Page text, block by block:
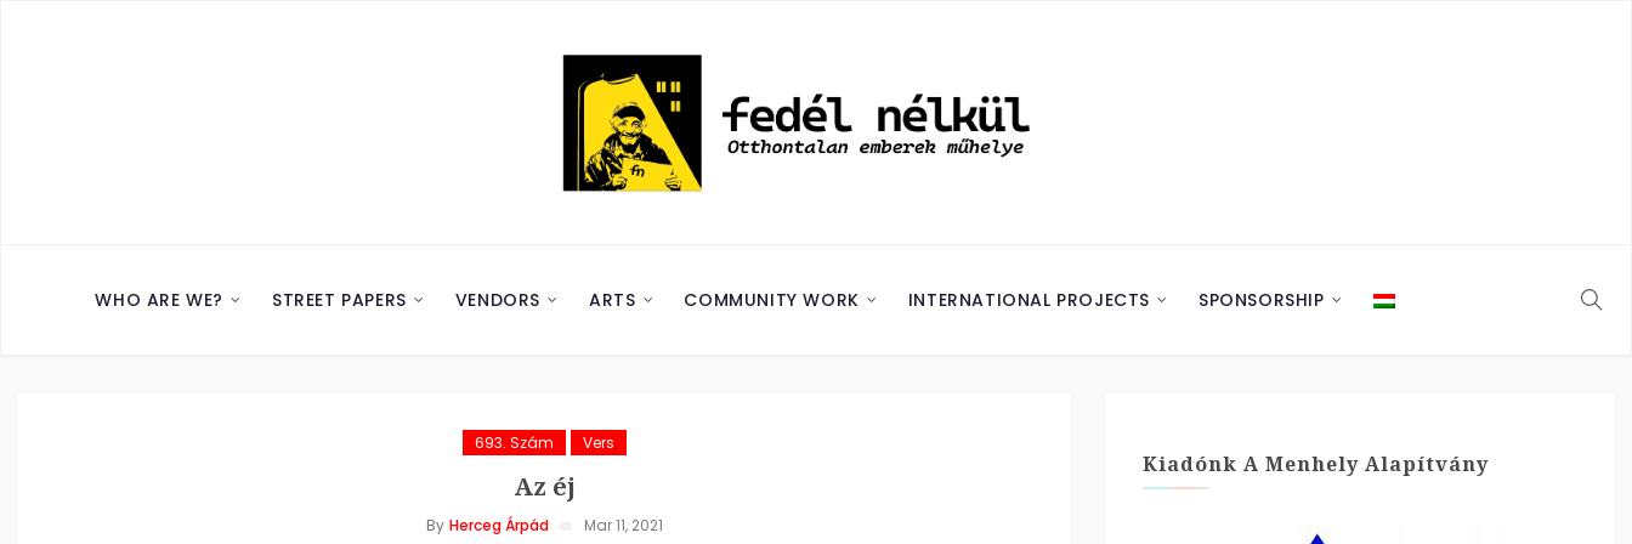
WHO ARE WE? STREET PAPERS VENDORS ARTS COMMUNITY WORK INTERNATIONAL PROJECTS SPONSORSHIP
693. Szám Vers
Az éj
By Herceg Árpád Mar 11, 2021
Kiadónk A Menhely Alapítvány